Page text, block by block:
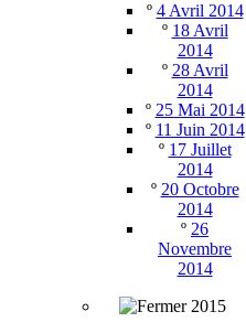
º 4 Avril 2014
º 18 Avril
2014
º 28 Avril
2014
º 25 Mai 2014
º 11 Juin 2014
º 17 Juillet
2014
º 20 Octobre
2014
º 26
Novembre
2014
2015